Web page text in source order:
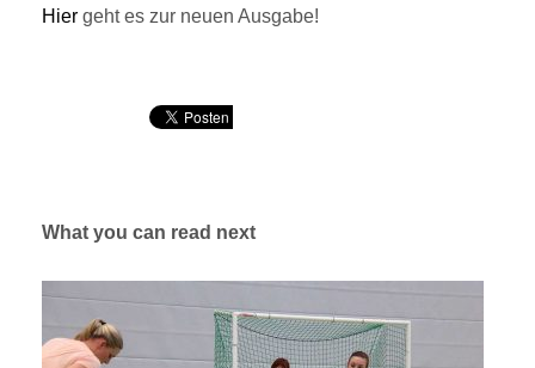
Hier geht es zur neuen Ausgabe!
What you can read next